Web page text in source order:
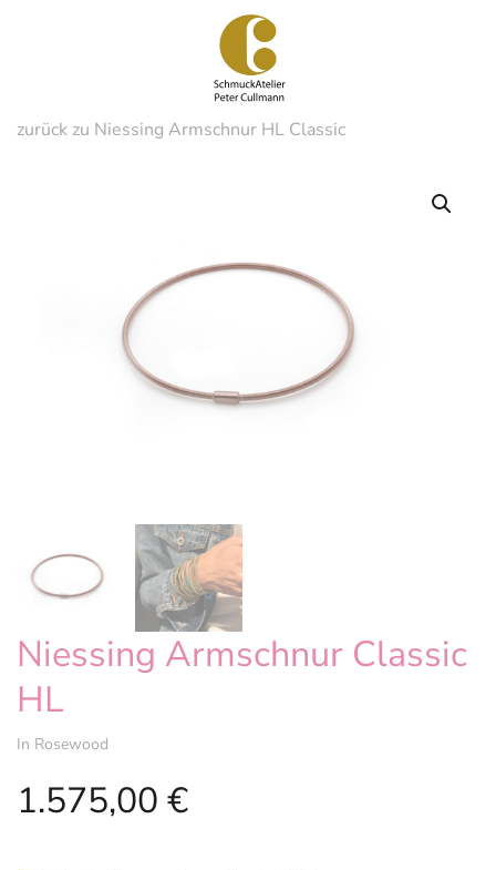
zurück zu Niessing Armschnur HL Classic
Niessing Armschnur Classic
HL
In Rosewood
1.575,00 €